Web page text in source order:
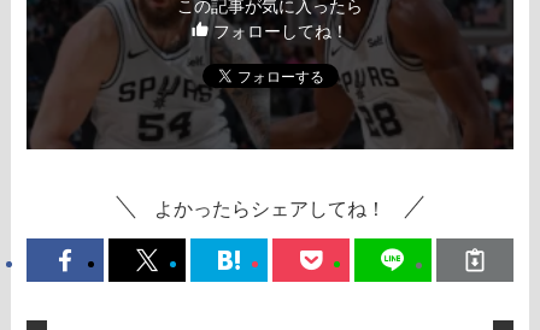
この記事が気に入ったら
フォローしてね！
よかったらシェアしてね！